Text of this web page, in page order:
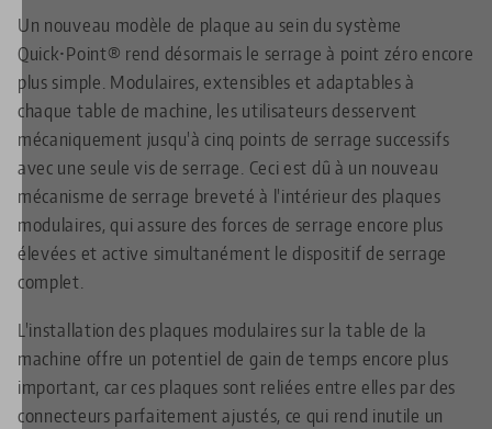
Un nouveau modèle de plaque au sein du système
Quick•Point® rend désormais le serrage à point zéro encore
plus simple. Modulaires, extensibles et adaptables à
chaque table de machine, les utilisateurs desservent
mécaniquement jusqu'à cinq points de serrage successifs
avec une seule vis de serrage. Ceci est dû à un nouveau
mécanisme de serrage breveté à l'intérieur des plaques
modulaires, qui assure des forces de serrage encore plus
élevées et active simultanément le dispositif de serrage
complet.
L'installation des plaques modulaires sur la table de la
machine offre un potentiel de gain de temps encore plus
important, car ces plaques sont reliées entre elles par des
connecteurs parfaitement ajustés, ce qui rend inutile un